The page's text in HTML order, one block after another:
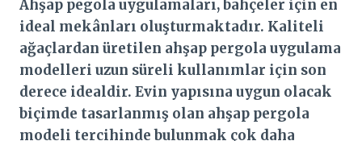
Ahşap pegola uygulamaları, bahçeler için en
ideal mekânları oluşturmaktadır. Kaliteli
ağaçlardan üretilen ahşap pergola uygulama
modelleri uzun süreli kullanımlar için son
derece idealdir. Evin yapısına uygun olacak
biçimde tasarlanmış olan ahşap pergola
modeli tercihinde bulunmak çok daha